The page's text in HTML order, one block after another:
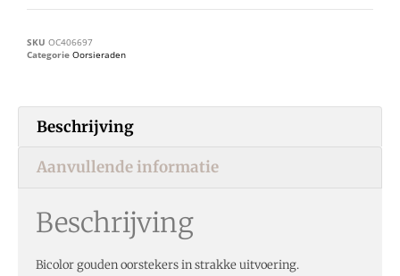
SKU OC406697
Categorie Oorsieraden
Beschrijving
Aanvullende informatie
Beschrijving
Bicolor gouden oorstekers in strakke uitvoering.